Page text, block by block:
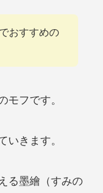
おすすめの
モフです。
いきます。
る墨繪（すみの